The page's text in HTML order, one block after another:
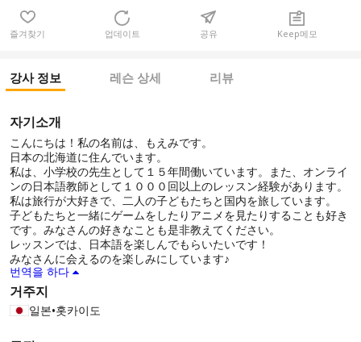
즐겨찾기 업데이트 공유 Keep메모
강사 정보 레슨 상세 리뷰
자기소개
こんにちは！私の名前は、もえみです。
日本の北海道に住んでいます。
私は、小学校の先生として１５年間働いています。また、オンライ
ンの日本語教師として１０００回以上のレッスン経験があります。
私は旅行が大好きで、二人の子どもたちと国内を旅しています。
子どもたちと一緒にゲームをしたりアニメを見たりすることも好き
です。みなさんの好きなことも是非教えてください。
レッスンでは、日本語を楽しんでもらいたいです！
みなさんに会えるのを楽しみにしています♪
번역을 하다
거주지
일본•홋카이도